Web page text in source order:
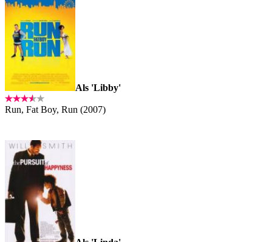
Als 'Libby'
Run, Fat Boy, Run (2007)